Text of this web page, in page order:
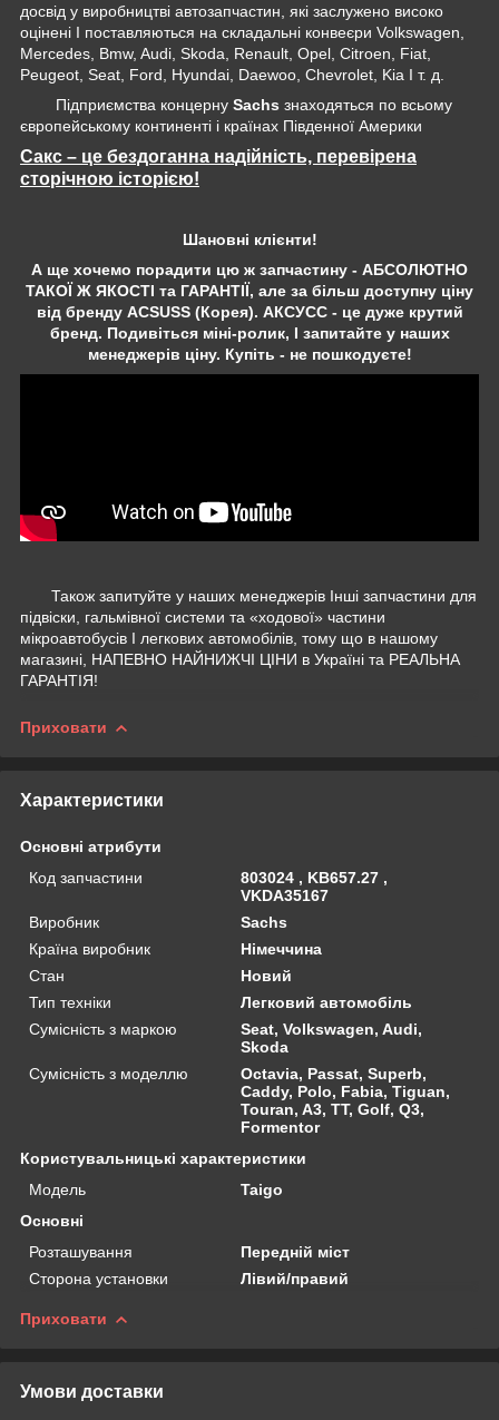
досвід у виробництві автозапчастин, які заслужено високо
оцінені І поставляються на складальні конвеєри Volkswagen,
Mercedes, Bmw, Audi, Skoda, Renault, Opel, Citroen, Fiat,
Peugeot, Seat, Ford, Hyundai, Daewoo, Chevrolet, Kia І т. д.
Підприємства концерну Sachs знаходяться по всьому
європейському континенті і країнах Південної Америки
Сакс – це бездоганна надійність, перевірена
сторічною історією!
Шановні клієнти!
А ще хочемо порадити цю ж запчастину - АБСОЛЮТНО
ТАКОЇ Ж ЯКОСТІ та ГАРАНТІЇ, але за більш доступну ціну
від бренду ACSUSS (Корея). АКСУСС - це дуже крутий
бренд. Подивіться міні-ролик, І запитайте у наших
менеджерів ціну. Купіть - не пошкодуєте!
Також запитуйте у наших менеджерів Інші запчастини для
підвіски, гальмівної системи та «ходової» частини
мікроавтобусів І легкових автомобілів, тому що в нашому
магазині, НАПЕВНО НАЙНИЖЧІ ЦІНИ в Україні та РЕАЛЬНА
ГАРАНТІЯ!
Приховати
Характеристики
Основні атрибути
Код запчастини
803024 , KB657.27 ,
VKDA35167
Виробник
Sachs
Країна виробник
Німеччина
Стан
Новий
Тип техніки
Легковий автомобіль
Сумісність з маркою
Seat, Volkswagen, Audi,
Skoda
Сумісність з моделлю
Octavia, Passat, Superb,
Caddy, Polo, Fabia, Tiguan,
Touran, A3, TT, Golf, Q3,
Formentor
Користувальницькі характеристики
Мoдель
Taigo
Основні
Розташування
Передній міст
Сторона установки
Лівий/правий
Приховати
Умови доставки